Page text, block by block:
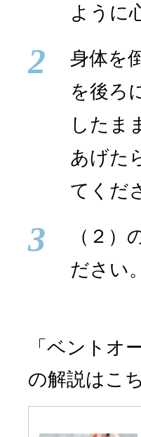
ように
2
身体を
を後ろ
したま
あげた
てくだ
3
（２
ださい。
「ベントオ
の解説はこ